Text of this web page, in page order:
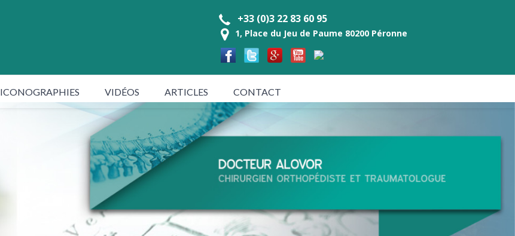
+33 (0)3 22 83 60 95
1, Place du Jeu de Paume 80200 Péronne
ICONOGRAPHIES VIDÉOS ARTICLES CONTACT